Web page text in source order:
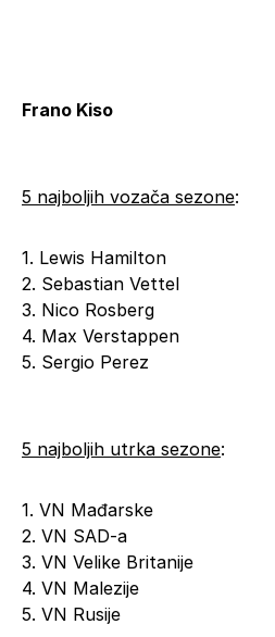
Frano Kiso
5 najboljih vozača sezone:
1. Lewis Hamilton
2. Sebastian Vettel
3. Nico Rosberg
4. Max Verstappen
5. Sergio Perez
5 najboljih utrka sezone:
1. VN Mađarske
2. VN SAD-a
3. VN Velike Britanije
4. VN Malezije
5. VN Rusije